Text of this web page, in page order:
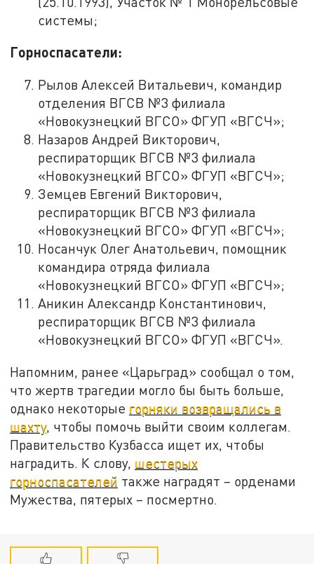
системы;
Горноспасатели:
Рылов Алексей Витальевич, командир
отделения ВГСВ №3 филиала
«Новокузнецкий ВГСО» ФГУП «ВГСЧ»;
Назаров Андрей Викторович,
респираторщик ВГСВ №3 филиала
«Новокузнецкий ВГСО» ФГУП «ВГСЧ»;
Земцев Евгений Викторович,
респираторщик ВГСВ №3 филиала
«Новокузнецкий ВГСО» ФГУП «ВГСЧ»;
Носанчук Олег Анатольевич, помощник
командира отряда филиала
«Новокузнецкий ВГСО» ФГУП «ВГСЧ»;
Аникин Александр Константинович,
респираторщик ВГСВ №3 филиала
«Новокузнецкий ВГСО» ФГУП «ВГСЧ».
Напомним, ранее «Царьград» сообщал о том,
что жертв трагедии могло бы быть больше,
однако некоторые горняки возвращались в
шахту, чтобы помочь выйти своим коллегам.
Правительство Кузбасса ищет их, чтобы
наградить. К слову, шестерых
горноспасателей также наградят – орденами
Мужества, пятерых – посмертно.